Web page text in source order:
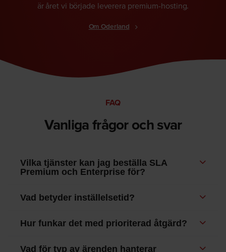
är året vi började leverera premium-hosting.
Om Oderland
FAQ
Vanliga frågor och svar
Vilka tjänster kan jag beställa SLA
Premium och Enterprise för?
Du kan beställa SLA Premium och Enterprise för alla
Vad betyder inställelsetid?
Inställelsetid är den tid som går från att vi tar emot ett
att hantera den. Med ”larm” menas samtal till vår
Hur funkar det med prioriterad åtgärd?
Om det uppstår en driftstörning har du, och alla andra
Vad för typ av ärenden hanterar